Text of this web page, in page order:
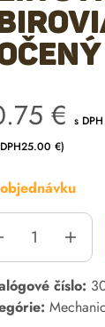
€ s DPH
25.00 €)
číslo: